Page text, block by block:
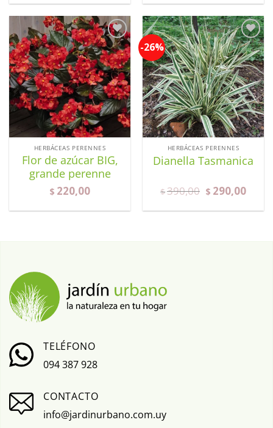
Añadir
a la
lista de
deseos
HERBÁCEAS PERENNES
Flor de azúcar BIG,
grande perenne
$ 220,00
-26%
Añadir
a la
lista de
deseos
HERBÁCEAS PERENNES
Dianella Tasmanica
$390,00 $ 290,00
TELÉFONO
094 387 928
CONTACTO
info@jardinurbano.com.uy